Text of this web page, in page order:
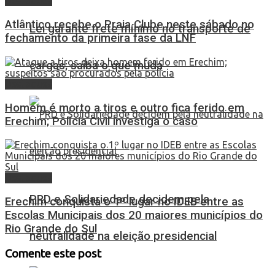
Lei garante frete mínimo no transporte de
cargas; saiba o que muda
PRD e Solidariedade decidem pela
neutralidade na eleição presidencial
Atlântico recebe o Praia Clube neste sábado no
fechamento da primeira fase da LNF
Homem é morto a tiros e outro fica ferido em
Erechim; Polícia Civil investiga o caso
Erechim conquista o 1º lugar no IDEB entre as
Escolas Municipais dos 20 maiores municípios do
Rio Grande do Sul
Comente este post